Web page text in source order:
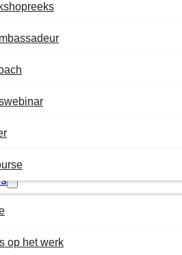
op het werk